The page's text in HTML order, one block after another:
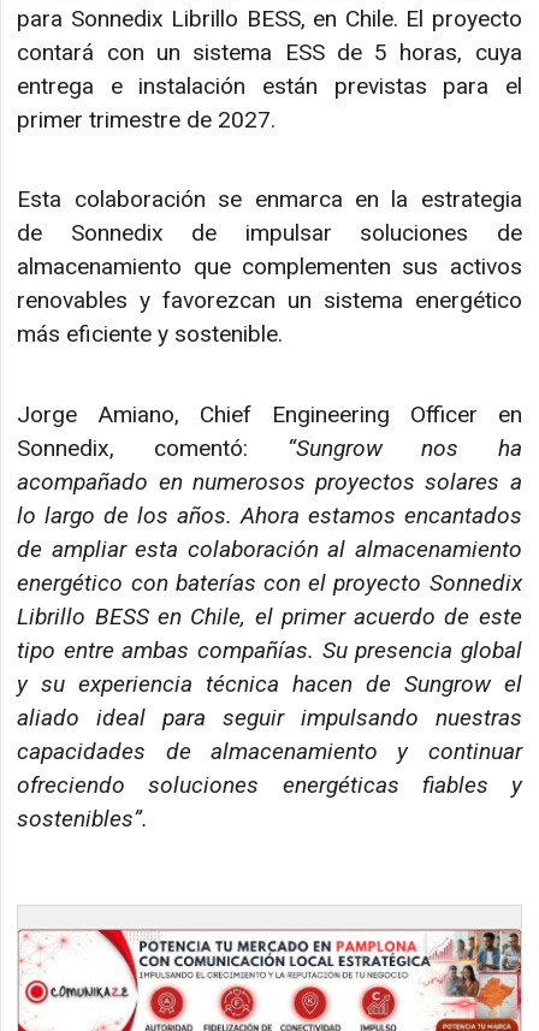
para Sonnedix Librillo BESS, en Chile. El proyecto
contará con un sistema ESS de 5 horas, cuya
entrega e instalación están previstas para el
primer trimestre de 2027.
Esta colaboración se enmarca en la estrategia
de Sonnedix de impulsar soluciones de
almacenamiento que complementen sus activos
renovables y favorezcan un sistema energético
más eficiente y sostenible.
Jorge Amiano, Chief Engineering Officer en
Sonnedix, comentó: “Sungrow nos ha
acompañado en numerosos proyectos solares a
lo largo de los años. Ahora estamos encantados
de ampliar esta colaboración al almacenamiento
energético con baterías con el proyecto Sonnedix
Librillo BESS en Chile, el primer acuerdo de este
tipo entre ambas compañías. Su presencia global
y su experiencia técnica hacen de Sungrow el
aliado ideal para seguir impulsando nuestras
capacidades de almacenamiento y continuar
ofreciendo soluciones energéticas fiables y
sostenibles”.